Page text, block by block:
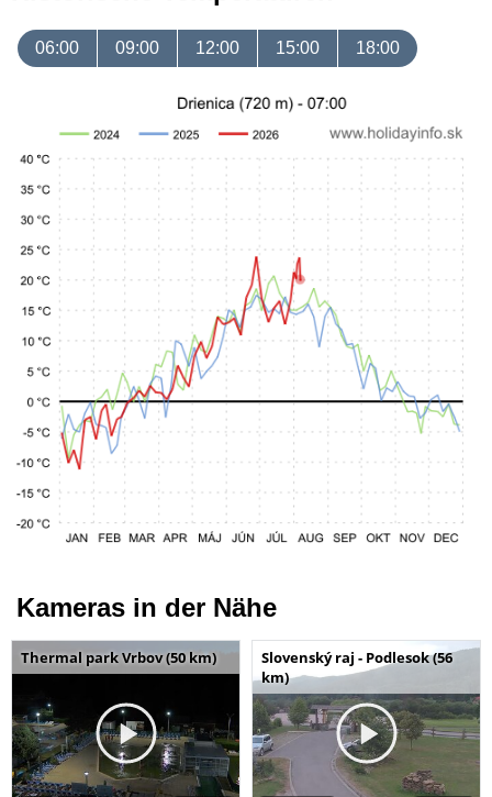
06:00 09:00 12:00 15:00 18:00
Kameras in der Nähe
Thermal park Vrbov (50 km)
Slovenský raj - Podlesok (56
km)